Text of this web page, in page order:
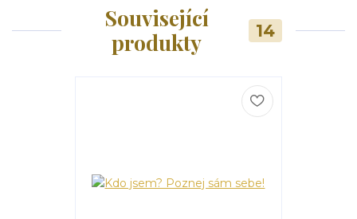
Související
produkty
14